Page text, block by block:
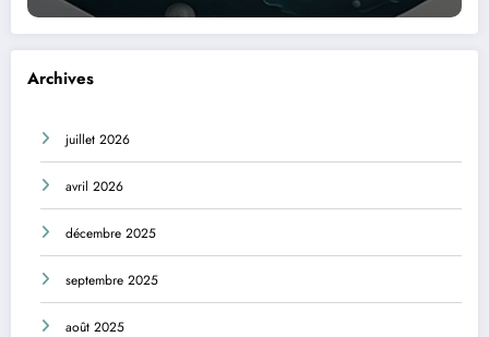
Archives
juillet 2026
avril 2026
décembre 2025
septembre 2025
août 2025